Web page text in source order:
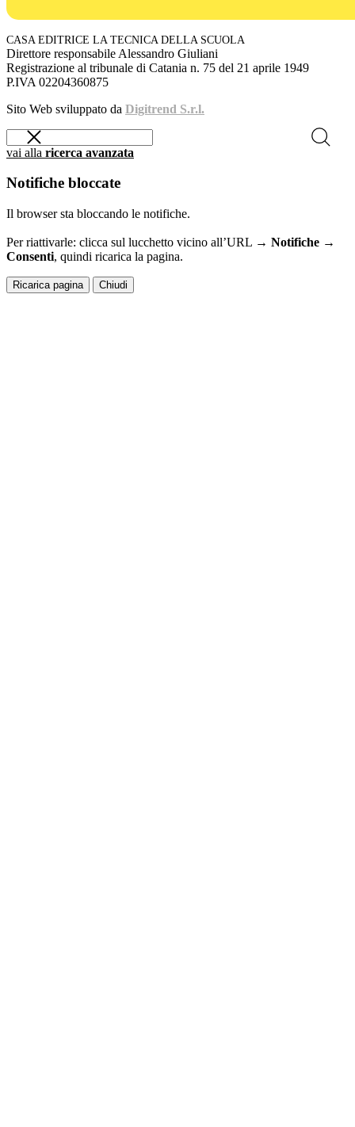
CASA EDITRICE LA TECNICA DELLA SCUOLA
Direttore responsabile Alessandro Giuliani
Registrazione al tribunale di Catania n. 75 del 21 aprile 1949
P.IVA 02204360875
Sito Web sviluppato da Digitrend S.r.l.
vai alla ricerca avanzata
Notifiche bloccate
Il browser sta bloccando le notifiche.
Per riattivarle: clicca sul lucchetto vicino all’URL → Notifiche →
Consenti, quindi ricarica la pagina.
Ricarica pagina Chiudi